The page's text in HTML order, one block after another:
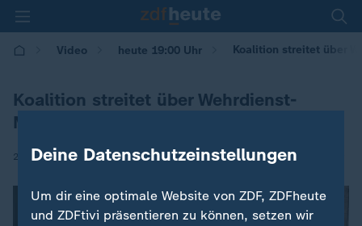
Video heute 19:00 Uhr Koalition streitet über
Koalition streitet über Wehrdienst-
Modell
27.08.2025 | 19:00
Deine Datenschutzeinstellungen
Um dir eine optimale Website von ZDF, ZDFheute
und ZDFtivi präsentieren zu können, setzen wir